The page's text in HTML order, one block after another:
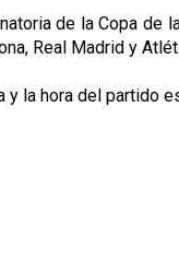
de la Copa de
Real Madrid y
la hora del partido